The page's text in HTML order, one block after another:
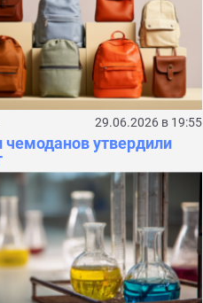
29.06.2026 в 19:55
чемоданов утвердили